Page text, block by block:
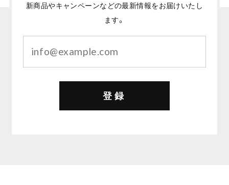
新商品やキャンペーンなどの最新情報をお届けいたし
ます。
登録